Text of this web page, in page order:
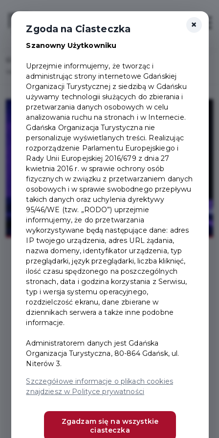
Login/Rejestracja
Wakacje z Teatrem Wybrzeże – teatr dostępny także po angielsku
2026-07-06
WAKACJE Z TEATREM
WYBRZEŻE – TEATR
ANGIELSKU
Gdy plaże wypełniają się parawanami, promenady
spacerowiczami, sceny Teatru Wybrzeże wypełniają
się emocjami.
Przez całe lato Teatr Wybrzeże gra w Gdańsku,
×
Zgoda na Ciasteczka
Szanowny Użytkowniku
Uprzejmie informujemy, że tworząc i
administrując strony internetowe Gdańskiej
Organizacji Turystycznej z siedzibą w Gdańsku
używamy technologii służących do zbierania i
przetwarzania danych osobowych w celu
analizowania ruchu na stronach i w Internecie.
Gdańska Organizacja Turystyczna nie
personalizuje wyświetlanych treści. Realizując
rozporządzenie Parlamentu Europejskiego i
Rady Unii Europejskiej 2016/679 z dnia 27
kwietnia 2016 r. w sprawie ochrony osób
fizycznych w związku z przetwarzaniem danych
osobowych i w sprawie swobodnego przepływu
takich danych oraz uchylenia dyrektywy
95/46/WE (tzw. „RODO”) uprzejmie
informujemy, że do przetwarzania
wykorzystywane będą następujące dane: adres
IP twojego urządzenia, adres URL żądania,
nazwa domeny, identyfikator urządzenia, typ
przeglądarki, język przeglądarki, liczba kliknięć,
ilość czasu spędzonego na poszczególnych
stronach, data i godzina korzystania z Serwisu,
typ i wersja systemu operacyjnego,
rozdzielczość ekranu, dane zbierane w
dziennikach serwera a także inne podobne
informacje.
Administratorem danych jest Gdańska
Organizacja Turystyczna, 80-864 Gdańsk, ul.
Niterów 3.
Szczegółowe informacje o plikach cookies
znajdziesz w Polityce prywatności
Zgadzam się na wszystkie
ciasteczka